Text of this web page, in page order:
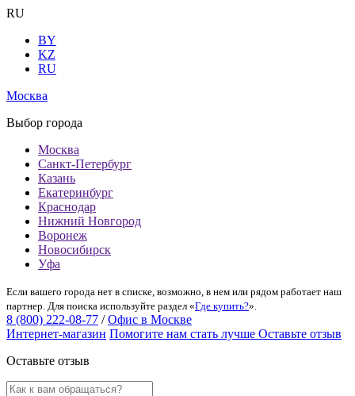
RU
BY
KZ
RU
Москва
Выбор города
Москва
Санкт-Петербург
Казань
Екатеринбург
Краснодар
Нижний Новгород
Воронеж
Новосибирск
Уфа
Если вашего города нет в списке, возможно, в нем или рядом работает наш
партнер. Для поиска используйте раздел «Где купить?».
8 (800) 222-08-77 / Офис в Москве
Интернет-магазин Помогите нам стать лучше Оставьте отзыв
Оставьте отзыв